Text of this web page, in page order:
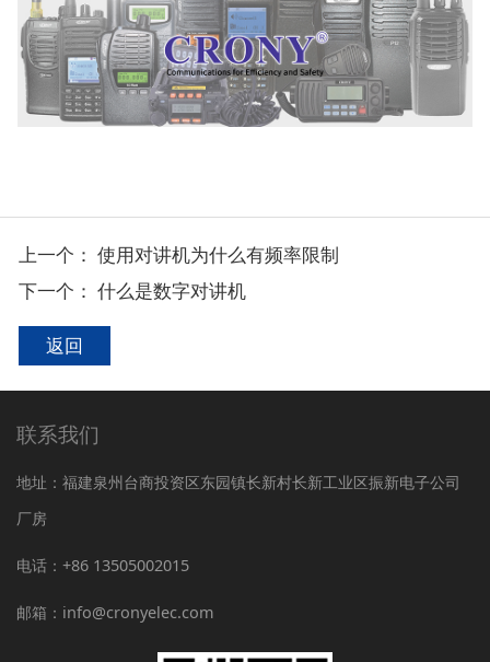
上一个： 使用对讲机为什么有频率限制
下一个： 什么是数字对讲机
返回
联系我们
地址：福建泉州台商投资区东园镇长新村长新工业区振新电子公司
厂房
电话：+86 13505002015
邮箱：info@cronyelec.com